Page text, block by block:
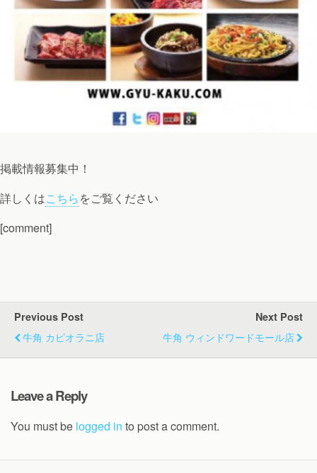
掲載情報募集中！
詳しくはこちらをご覧ください
[comment]
Previous Post
牛角 カピオラニ店
Next Post
牛角 ウィンドワードモール店
Leave a Reply
You must be logged in to post a comment.